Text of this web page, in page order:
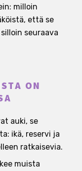
milloin
että se
seuraava
ON
auki, se
ikä, reservi ja
ratkaisevia.
muista